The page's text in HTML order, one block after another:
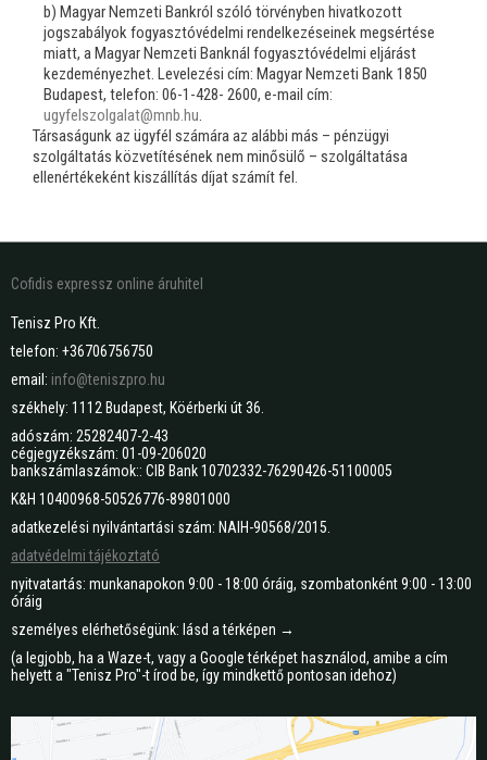
b) Magyar Nemzeti Bankról szóló törvényben hivatkozott
jogszabályok fogyasztóvédelmi rendelkezéseinek megsértése
miatt, a Magyar Nemzeti Banknál fogyasztóvédelmi eljárást
kezdeményezhet. Levelezési cím: Magyar Nemzeti Bank 1850
Budapest, telefon: 06-1-428- 2600, e-mail cím:
ugyfelszolgalat@mnb.hu
Társaságunk az ügyfél számára az alábbi más – pénzügyi
szolgáltatás közvetítésének nem minősülő – szolgáltatása
ellenértékeként kiszállítás díjat számít fel.
Cofidis expressz online áruhitel
Tenisz Pro Kft.
telefon: +36706756750
email: info@teniszpro.hu
székhely: 1112 Budapest, Köérberki út 36.
adószám: 25282407-2-43
cégjegyzékszám: 01-09-206020
bankszámlaszámok:: CIB Bank 10702332-76290426-51100005
K&H 10400968-50526776-89801000
adatkezelési nyilvántartási szám: NAIH-90568/2015.
adatvédelmi tájékoztató
nyitvatartás: munkanapokon 9:00 - 18:00 óráig, szombatonként 9:00 - 13:00
óráig
személyes elérhetőségünk: lásd a térképen →
(a legjobb, ha a Waze-t, vagy a Google térképet használod, amibe a cím
helyett a "Tenisz Pro"-t írod be, így mindkettő pontosan idehoz)